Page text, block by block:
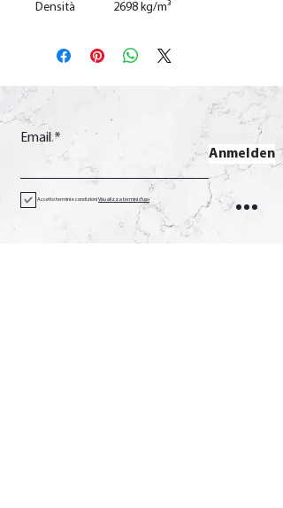
Densità
2698 kg/m³
Email
Anmelden
Accetto termini e condizioniVisualizza termini d'uso